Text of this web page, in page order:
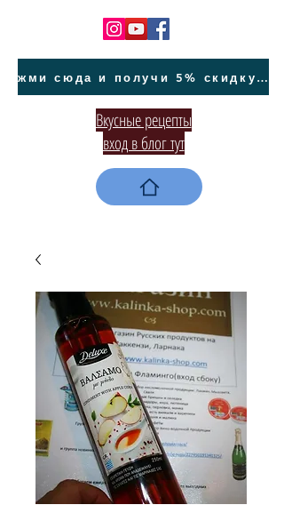
жми сюда и получи 5% скидку на покупку авто на Кипре и автообслуживание
Вкусные рецепты
вход в блог тут